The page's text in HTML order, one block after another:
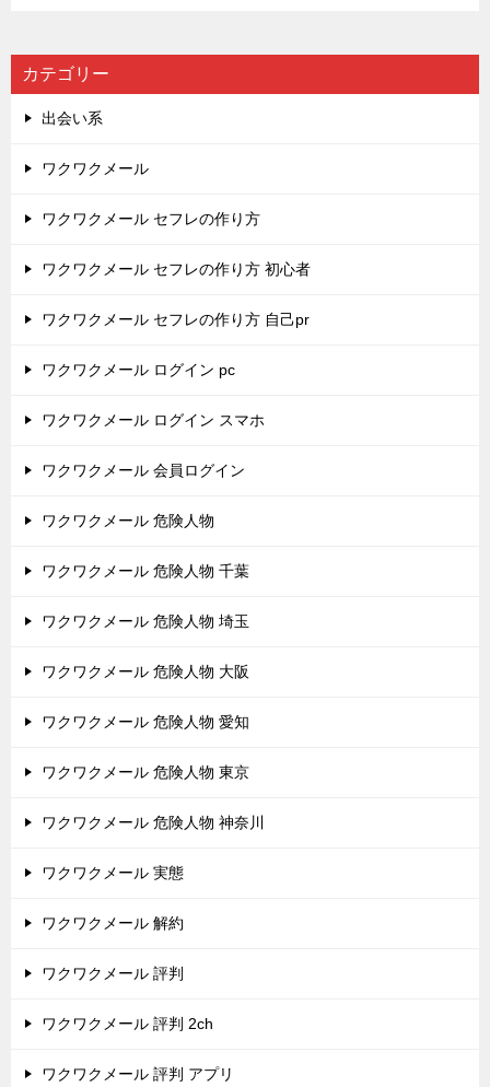
カテゴリー
出会い系
ワクワクメール
ワクワクメール セフレの作り方
ワクワクメール セフレの作り方 初心者
ワクワクメール セフレの作り方 自己pr
ワクワクメール ログイン pc
ワクワクメール ログイン スマホ
ワクワクメール 会員ログイン
ワクワクメール 危険人物
ワクワクメール 危険人物 千葉
ワクワクメール 危険人物 埼玉
ワクワクメール 危険人物 大阪
ワクワクメール 危険人物 愛知
ワクワクメール 危険人物 東京
ワクワクメール 危険人物 神奈川
ワクワクメール 実態
ワクワクメール 解約
ワクワクメール 評判
ワクワクメール 評判 2ch
ワクワクメール 評判 アプリ